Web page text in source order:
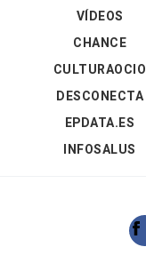
VÍDEOS
CHANCE
CULTURAOCIO
DESCONECTA
EPDATA.ES
INFOSALUS